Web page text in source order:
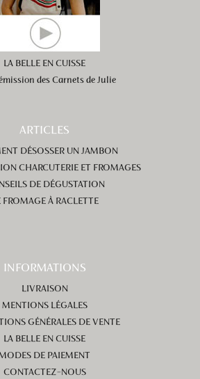
LA BELLE EN CUISSE
des Carnets de Julie
ARTICLES
DÉSOSSER UN JAMBON
CHARCUTERIE ET FROMAGES
DE DÉGUSTATION
FROMAGE À RACLETTE
INFORMATIONS
LIVRAISON
MENTIONS LÉGALES
GÉNÉRALES DE VENTE
LA BELLE EN CUISSE
DE PAIEMENT
CONTACTEZ-NOUS